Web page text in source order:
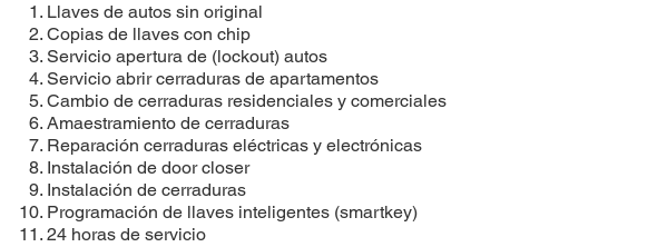
Llaves de autos sin original
Copias de llaves con chip
Servicio apertura de (lockout) autos
Servicio abrir cerraduras de apartamentos
Cambio de cerraduras residenciales y comerciales
Amaestramiento de cerraduras
Reparación cerraduras eléctricas y electrónicas
Instalación de door closer
Instalación de cerraduras
​Programación de llaves inteligentes (smartkey)
24 horas de servicio